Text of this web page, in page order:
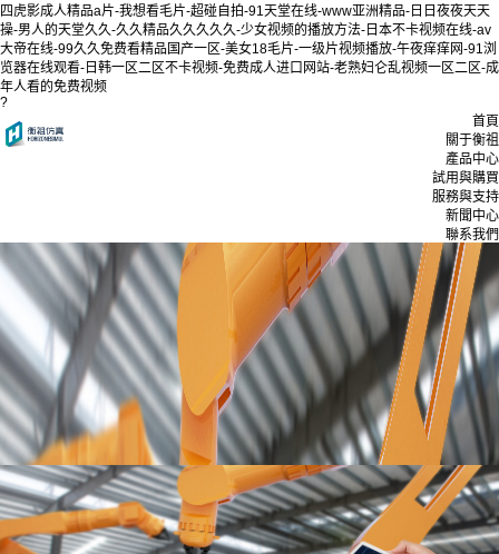
四虎影成人精品a片-我想看毛片-超碰自拍-91天堂在线-www亚洲精品-日日夜夜天天
操-男人的天堂久久-久久精品久久久久久-少女视频的播放方法-日本不卡视频在线-av
大帝在线-99久久免费看精品国产一区-美女18毛片-一级片视频播放-午夜痒痒网-91浏
览器在线观看-日韩一区二区不卡视频-免费成人进口网站-老熟妇仑乱视频一区二区-成
年人看的免费视频
?
首頁
關于衡祖
產品中心
試用與購買
服務與支持
新聞中心
聯系我們